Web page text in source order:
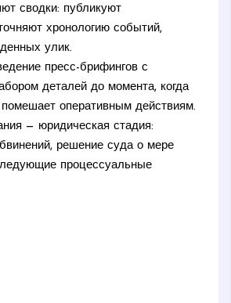
сводки: публикуют
хронологию событий,
улик.
пресс-брифингов с
деталей до момента, когда
оперативным действиям.
— юридическая стадия:
решение суда о мере
процессуальные